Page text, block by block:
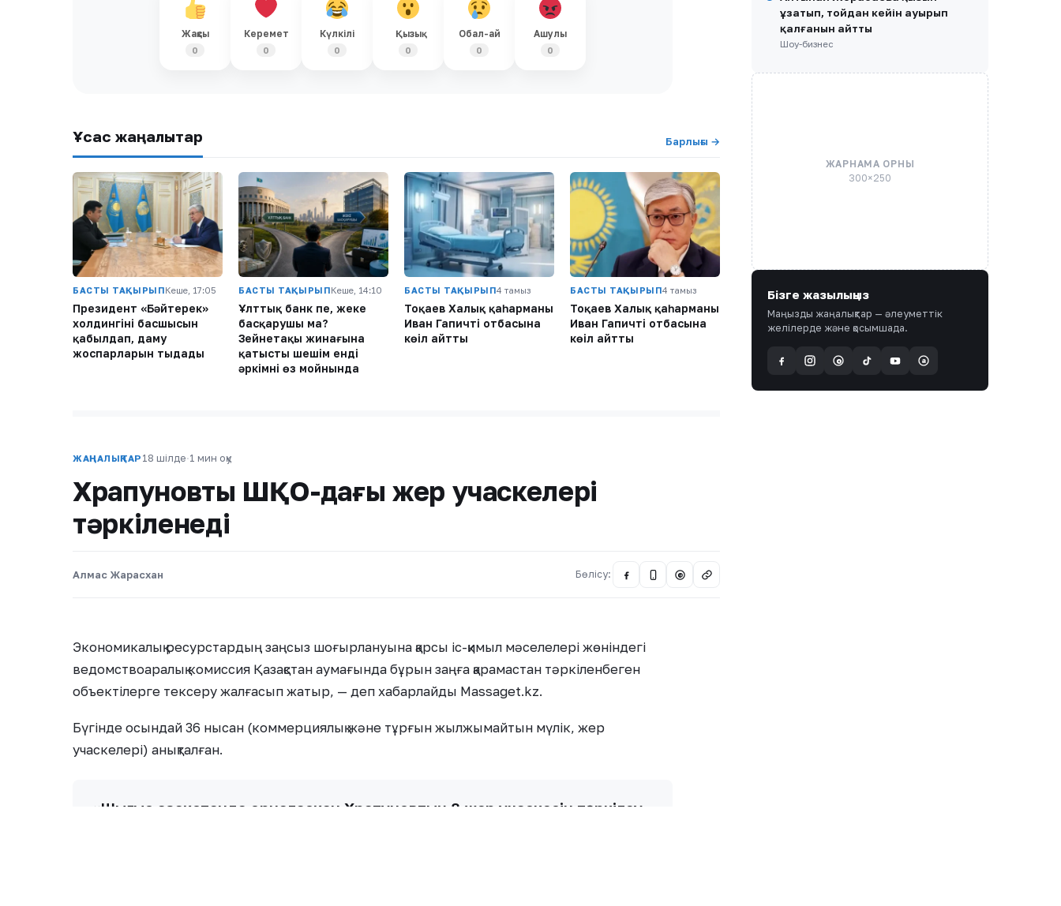
Жақсы
0
Керемет
0
Күлкілі
0
Қызық
0
Обал-ай
0
Ашулы
0
Ұқсас жаңалықтар Барлығы →
БАСТЫ ТАҚЫРЫПКеше, 17:05
Президент «Бәйтерек»
холдингінің басшысын
қабылдап, даму
жоспарларын тыңдады
БАСТЫ ТАҚЫРЫПКеше, 14:10
Ұлттық банк пе, жеке
басқарушы ма?
Зейнетақы жинағына
қатысты шешім енді
әркімнің өз мойнында
БАСТЫ ТАҚЫРЫП4 тамыз
Тоқаев Халық қаһарманы
Иван Гапичтің отбасына
көңіл айтты
БАСТЫ ТАҚЫРЫП4 тамыз
Тоқаев Халық қаһарманы
Иван Гапичтің отбасына
көңіл айтты
ЖАҢАЛЫҚТАР 18 шілде·1 мин оқу
Храпуновтың ШҚО-дағы жер учаскелері
тәркіленеді
Алмас Жарасхан Бөлісу: @
Экономикалық ресурстардың заңсыз шоғырлануына қарсы іс-қимыл мәселелері жөніндегі
ведомствоаралық комиссия Қазақстан аумағында бұрын заңға қарамастан тәркіленбеген
объектілерге тексеру жалғасып жатыр, — деп хабарлайды Massaget.kz.
Бүгінде осындай 36 нысан (коммерциялық және тұрғын жылжымайтын мүлік, жер
учаскелері) анықталған.
«Шығыс Қазақстанда орналасқан Храпуновтың 8 жер учаскесін тәркілеу
ұзатып, тойдан кейін ауырып
қалғанын айтты
Шоу-бизнес
ЖАРНАМА ОРНЫ
300×250
Бізге жазылыңыз
Маңызды жаңалықтар — әлеуметтік
желілерде және қосымшада.
@ a